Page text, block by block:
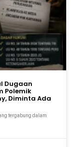
Dugaan
Polemik
Diminta Ada
tergabung dalam